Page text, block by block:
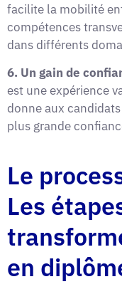
facilite la mobilité
compétences
dans différents
6. Un gain de
est une expérience
donne aux
plus grande
Le
Les
en